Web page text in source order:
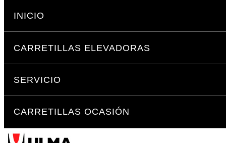
Saltar
a
navegación
INICIO
CARRETILLAS ELEVADORAS
SERVICIO
CARRETILLAS OCASIÓN